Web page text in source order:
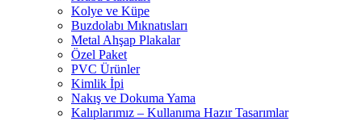
Kolye ve Küpe
Buzdolabı Mıknatısları
Metal Ahşap Plakalar
Özel Paket
PVC Ürünler
Kimlik İpi
Nakış ve Dokuma Yama
Kalıplarımız – Kullanıma Hazır Tasarımlar